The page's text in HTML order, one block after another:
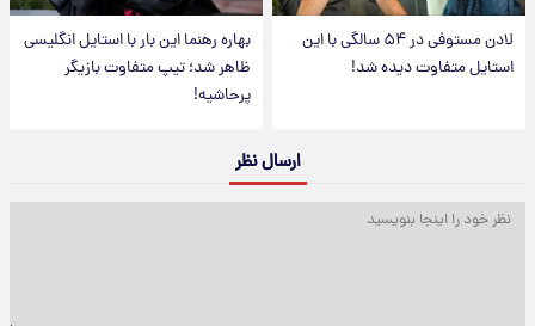
لادن مستوفی در ۵۴ سالگی با این
استایل متفاوت دیده شد!
بهاره رهنما این بار با استایل انگلیسی
ظاهر شد؛ تیپ متفاوت بازیگر
پرحاشیه!
ارسال نظر